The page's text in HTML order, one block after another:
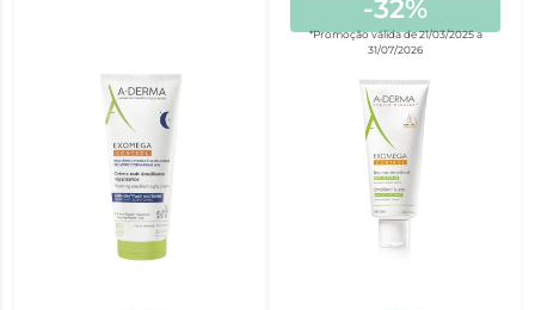
-32%
*Promoção válida de 21/03/2025 a
31/07/2026